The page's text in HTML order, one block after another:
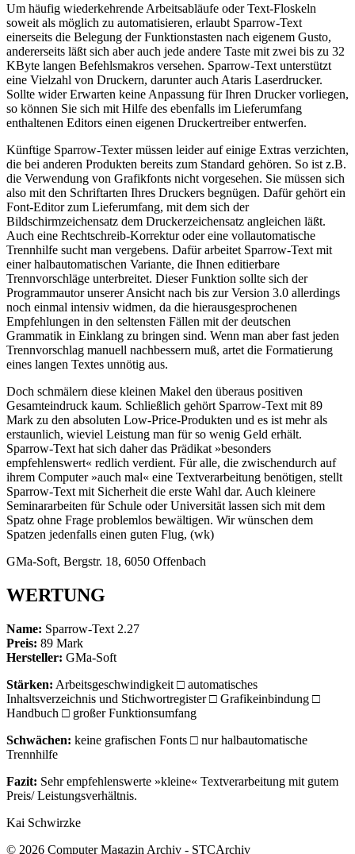
Um häufig wiederkehrende Arbeitsabläufe oder Text-Floskeln
soweit als möglich zu automatisieren, erlaubt Sparrow-Text
einerseits die Belegung der Funktionstasten nach eigenem Gusto,
andererseits läßt sich aber auch jede andere Taste mit zwei bis zu 32
KByte langen Befehlsmakros versehen. Sparrow-Text unterstützt
eine Vielzahl von Druckern, darunter auch Ataris Laserdrucker.
Sollte wider Erwarten keine Anpassung für Ihren Drucker vorliegen,
so können Sie sich mit Hilfe des ebenfalls im Lieferumfang
enthaltenen Editors einen eigenen Druckertreiber entwerfen.
Künftige Sparrow-Texter müssen leider auf einige Extras verzichten,
die bei anderen Produkten bereits zum Standard gehören. So ist z.B.
die Verwendung von Grafikfonts nicht vorgesehen. Sie müssen sich
also mit den Schriftarten Ihres Druckers begnügen. Dafür gehört ein
Font-Editor zum Lieferumfang, mit dem sich der
Bildschirmzeichensatz dem Druckerzeichensatz angleichen läßt.
Auch eine Rechtschreib-Korrektur oder eine vollautomatische
Trennhilfe sucht man vergebens. Dafür arbeitet Sparrow-Text mit
einer halbautomatischen Variante, die Ihnen editierbare
Trennvorschläge unterbreitet. Dieser Funktion sollte sich der
Programmautor unserer Ansicht nach bis zur Version 3.0 allerdings
noch einmal intensiv widmen, da die hierausgesprochenen
Empfehlungen in den seltensten Fällen mit der deutschen
Grammatik in Einklang zu bringen sind. Wenn man aber fast jeden
Trennvorschlag manuell nachbessern muß, artet die Formatierung
eines langen Textes unnötig aus.
Doch schmälern diese kleinen Makel den überaus positiven
Gesamteindruck kaum. Schließlich gehört Sparrow-Text mit 89
Mark zu den absoluten Low-Price-Produkten und es ist mehr als
erstaunlich, wieviel Leistung man für so wenig Geld erhält.
Sparrow-Text hat sich daher das Prädikat »besonders
empfehlenswert« redlich verdient. Für alle, die zwischendurch auf
ihrem Computer »auch mal« eine Textverarbeitung benötigen, stellt
Sparrow-Text mit Sicherheit die erste Wahl dar. Auch kleinere
Seminararbeiten für Schule oder Universität lassen sich mit dem
Spatz ohne Frage problemlos bewältigen. Wir wünschen dem
Spatzen jedenfalls einen guten Flug, (wk)
GMa-Soft, Bergstr. 18, 6050 Offenbach
WERTUNG
Name: Sparrow-Text 2.27
Preis: 89 Mark
Hersteller: GMa-Soft
Stärken: Arbeitsgeschwindigkeit □ automatisches
Inhaltsverzeichnis und Stichwortregister □ Grafikeinbindung □
Handbuch □ großer Funktionsumfang
Schwächen: keine grafischen Fonts □ nur halbautomatische
Trennhilfe
Fazit: Sehr empfehlenswerte »kleine« Textverarbeitung mit gutem
Preis/ Leistungsverhältnis.
Kai Schwirzke
© 2026 Computer Magazin Archiv - STCArchiv